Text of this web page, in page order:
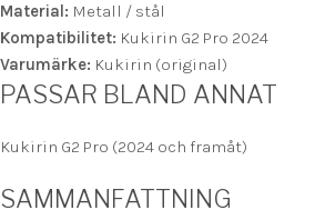
Material: Metall / stål
Kompatibilitet: Kukirin G2 Pro 2024
Varumärke: Kukirin (original)
PASSAR BLAND ANNAT
Kukirin G2 Pro (2024 och framåt)
SAMMANFATTNING